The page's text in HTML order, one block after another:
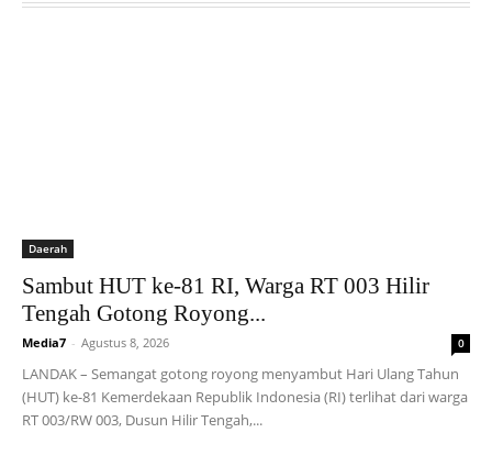
Daerah
Sambut HUT ke-81 RI, Warga RT 003 Hilir
Tengah Gotong Royong...
Media7 - Agustus 8, 2026 0
LANDAK – Semangat gotong royong menyambut Hari Ulang Tahun
(HUT) ke-81 Kemerdekaan Republik Indonesia (RI) terlihat dari warga
RT 003/RW 003, Dusun Hilir Tengah,...